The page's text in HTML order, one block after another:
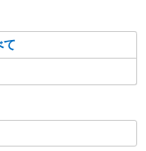
て